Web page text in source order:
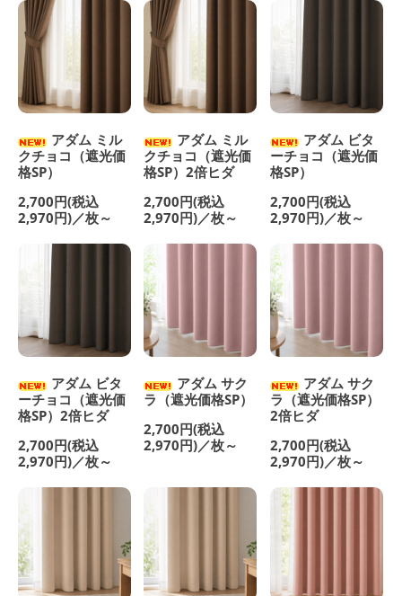
アダム ミル
クチョコ（遮光価
格SP）
2,700円(税込
2,970円)／枚～
アダム ミル
クチョコ（遮光価
格SP）2倍ヒダ
2,700円(税込
2,970円)／枚～
アダム ビタ
ーチョコ（遮光価
格SP）
2,700円(税込
2,970円)／枚～
アダム ビタ
ーチョコ（遮光価
格SP）2倍ヒダ
2,700円(税込
2,970円)／枚～
アダム サク
ラ（遮光価格SP）
2,700円(税込
2,970円)／枚～
アダム サク
ラ（遮光価格SP）
2倍ヒダ
2,700円(税込
2,970円)／枚～